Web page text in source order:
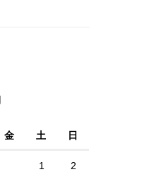
金 土 日
1 2